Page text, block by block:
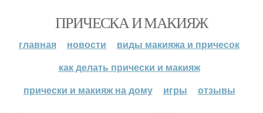
ПРИЧЕСКА И МАКИЯЖ
главная новости
виды макияжа и причесок
как делать прически и макияж
прически и макияж на дому
игры отзывы